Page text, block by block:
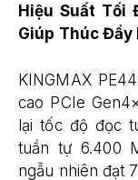
Hiệu Suất Tối
Giúp Thúc Đẩy
KINGMAX
cao PCIe
lại tốc độ đọc
tuần tự 6.400
ngẫu nhiên đạt